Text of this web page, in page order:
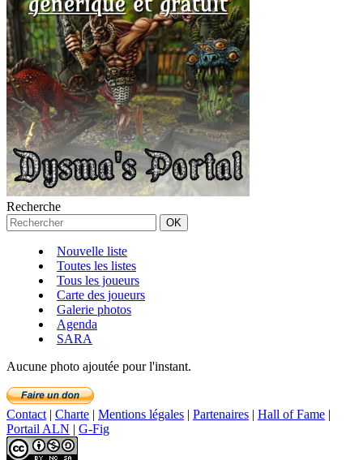
Recherche
Nouvelle liste
Toutes les listes
Tous les joueurs
Carte des joueurs
Galerie photos
Agenda
SARA
Aucune photo ajoutée pour l'instant.
Contact | Charte | Mentions légales | Partenaires | Hall of Fame |
Portail ALN | G-Fig